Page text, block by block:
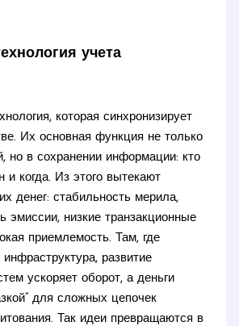
учета
которая синхронизирует
Их основная функция не только
но в сохранении информации: кто
и когда. Из этого вытекают
денег: стабильность мерила,
эмиссии, низкие транзакционные
приемлемость. Там, где
развитие
ускоряет оборот, а деньги
для сложных цепочек
Так идеи превращаются в